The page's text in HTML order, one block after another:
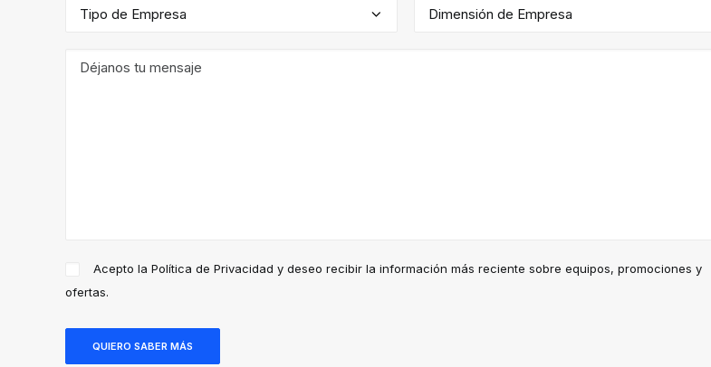
Acepto laPolítica de Privacidad y deseo recibir la información más reciente sobre equipos, promociones y
ofertas.